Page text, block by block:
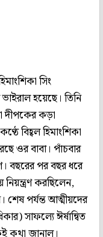
সিং
হয়েছে। তিনি
দীপকের কড়া
বিহ্বল হিমাংশিকা
ওর বাবা। পাঁচবার
বছরের পর বছর ধরে
করছিলেন,
শেষ পর্যন্ত আত্মীয়দের
সাফল্যে ঈর্ষান্বিত